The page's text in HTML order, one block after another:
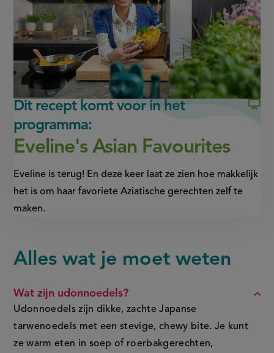
in
nieuw
venster,
externe
link)
in
nieuw
venster,
externe
link)
Dit recept komt voor in het
programma:
Eveline's Asian Favourites
Eveline is terug! En deze keer laat ze zien hoe makkelijk
het is om haar favoriete Aziatische gerechten zelf te
maken.
FAQ
Alles wat je moet weten
Wat zijn udonnoedels?
Udonnoedels zijn dikke, zachte Japanse
tarwenoedels met een stevige, chewy bite. Je kunt
ze warm eten in soep of roerbakgerechten,